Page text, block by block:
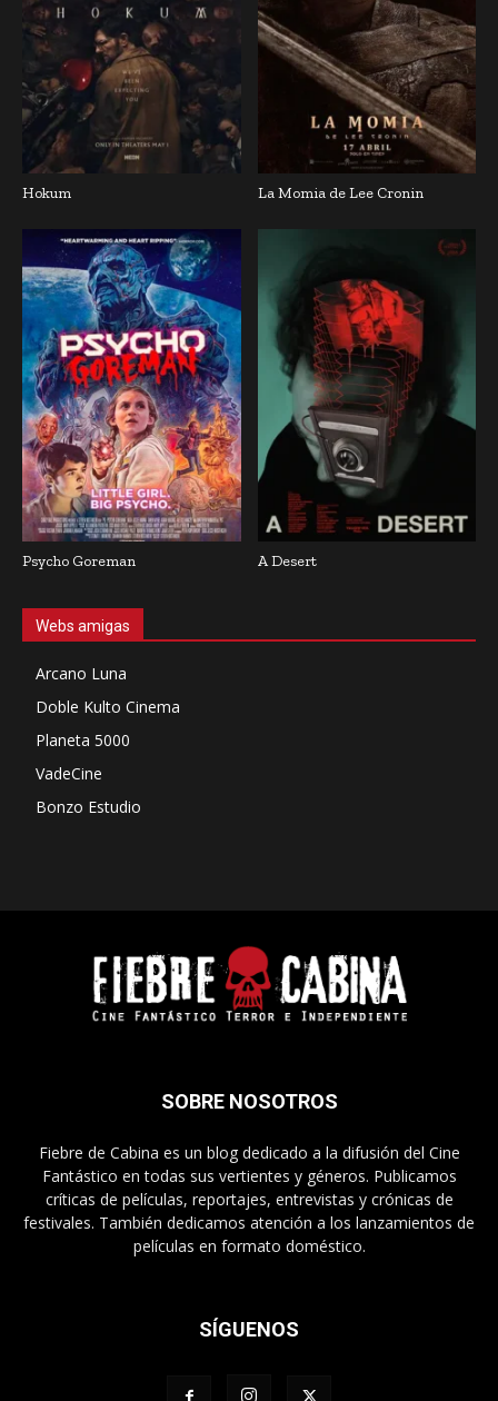
Hokum La Momia de Lee Cronin
Psycho Goreman A Desert
Webs amigas
Arcano Luna
Doble Kulto Cinema
Planeta 5000
VadeCine
Bonzo Estudio
SOBRE NOSOTROS
Fiebre de Cabina es un blog dedicado a la difusión del Cine
Fantástico en todas sus vertientes y géneros. Publicamos
críticas de películas, reportajes, entrevistas y crónicas de
festivales. También dedicamos atención a los lanzamientos de
películas en formato doméstico.
SÍGUENOS